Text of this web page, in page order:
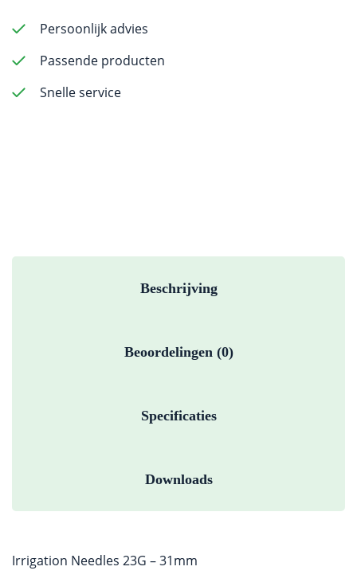
-
aantal
Persoonlijk advies
Passende producten
Snelle service
Beschrijving
Beoordelingen (0)
Specificaties
Downloads
Irrigation Needles 23G – 31mm